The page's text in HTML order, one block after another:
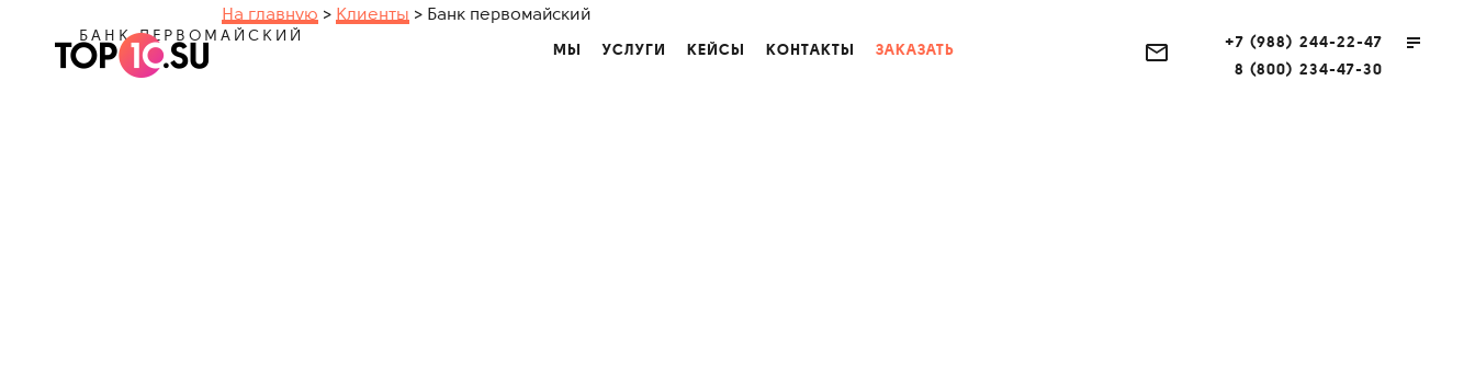
МЫ УСЛУГИ КЕЙСЫ КОНТАКТЫ ЗАКАЗАТЬ
+7 (988) 244-22-47
8 (800) 234-47-30
На главную > Клиенты > Банк первомайский
БАНК ПЕРВОМАЙСКИЙ